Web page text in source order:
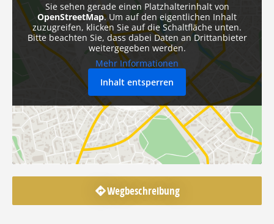
Sie sehen gerade einen Platzhalterinhalt von
OpenStreetMap. Um auf den eigentlichen Inhalt
zuzugreifen, klicken Sie auf die Schaltfläche unten.
Bitte beachten Sie, dass dabei Daten an Drittanbieter
weitergegeben werden.
Mehr Informationen
Inhalt entsperren
Wegbeschreibung